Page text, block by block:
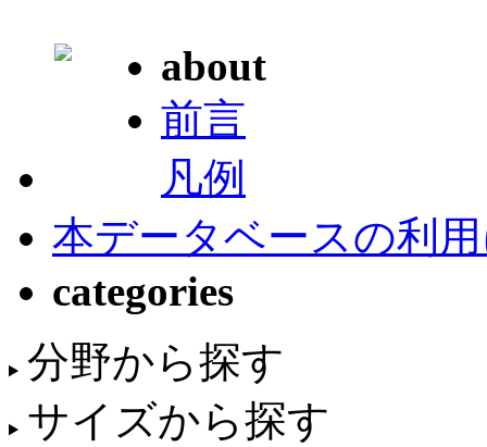
about
前言
凡例
本データベースの利
categories
分野から探す
サイズから探す